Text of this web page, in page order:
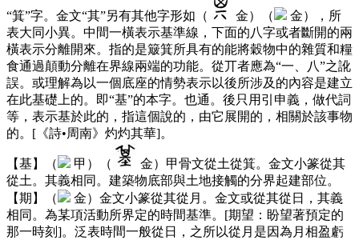
“箕”字。金文“其”另有其他字形如（ 金）（
金），所
表大同小異。中間一橫表示基準線，下面的八字或者斷開的兩
橫表示分離開來。指的是簸箕所具有的能將穀物中的雜質和糧
食通過顛動分離在界線兩端的功能。從丌者應為“一、八”之訛
誤。或理解為以一個底座的情勢表示以後所涉及的內容是建立
在此基礎上的。即“基”的本字。也通。後只用引申義，做代詞
等，表示基於此的，指這個說的，由它展開的，相關於該事物
的。[《詩•周南》灼灼其華]。
【基】（ 甲）（
金）甲骨文從土從箕。金文小篆從其
從土。其義相同。建築物底部與土地接觸的分界起建部位。
【期】（
金）金文小篆從其從月。金文或從其從日，其義
相同。為某項活動所界定的時間基準。[期望：盼望著預定的
那一時刻]。泛表時間一般從日，之所以從月是因為月相盈虧